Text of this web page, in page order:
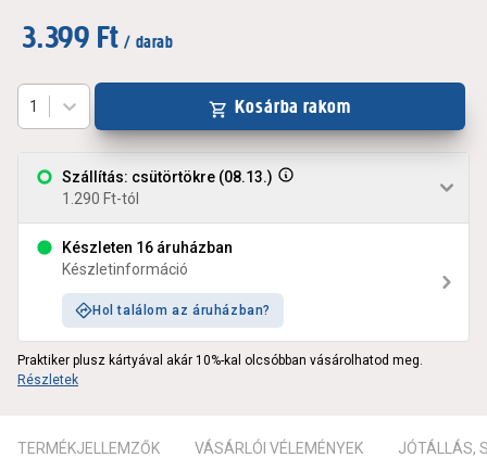
3.399 Ft / darab
Szállítás: csütörtökre (08.13.)
1.290 Ft-tól
Készleten 16 áruházban
Készletinformáció
Hol találom az áruházban?
1 Kosárba rakom
Praktiker plusz kártyával akár 10%-kal olcsóbban vásárolhatod meg.
Részletek
TERMÉKJELLEMZŐK VÁSÁRLÓI VÉLEMÉNYEK JÓTÁLLÁS,